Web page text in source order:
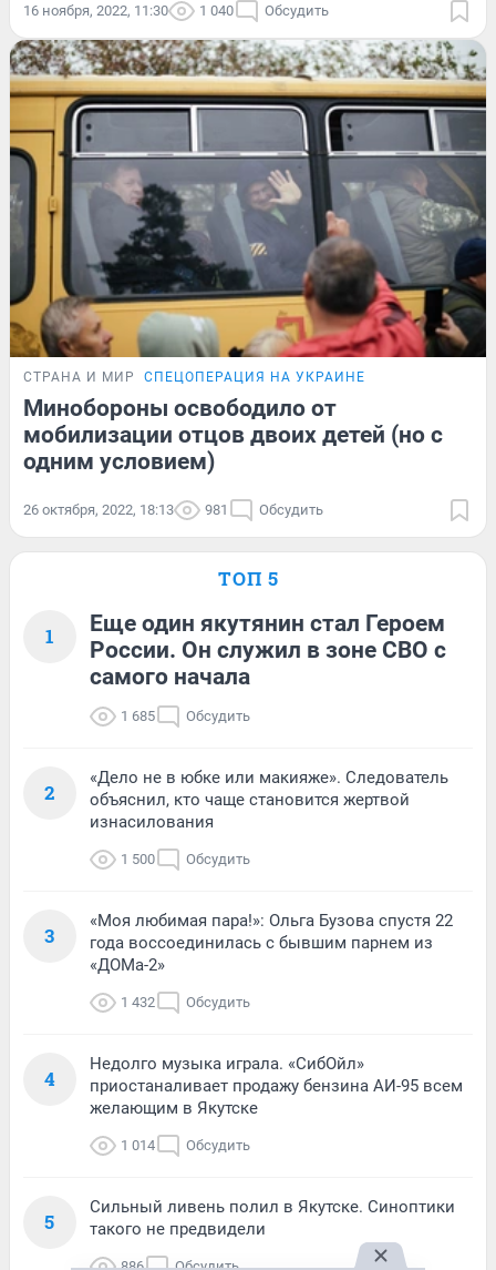
16 ноября, 2022, 11:30 1 040 Обсудить
СТРАНА И МИР СПЕЦОПЕРАЦИЯ НА УКРАИНЕ
Минобороны освободило от
мобилизации отцов двоих детей (но с
одним условием)
26 октября, 2022, 18:13 981 Обсудить
ТОП 5
1
Еще один якутянин стал Героем
России. Он служил в зоне СВО с
самого начала
1 685 Обсудить
2
«Дело не в юбке или макияже». Следователь
объяснил, кто чаще становится жертвой
изнасилования
1 500 Обсудить
3
«Моя любимая пара!»: Ольга Бузова спустя 22
года воссоединилась с бывшим парнем из
«ДОМа-2»
1 432 Обсудить
4
Недолго музыка играла. «СибОйл»
приостаналивает продажу бензина АИ-95 всем
желающим в Якутске
1 014 Обсудить
5
Сильный ливень полил в Якутске. Синоптики
такого не предвидели
886 Обсудить